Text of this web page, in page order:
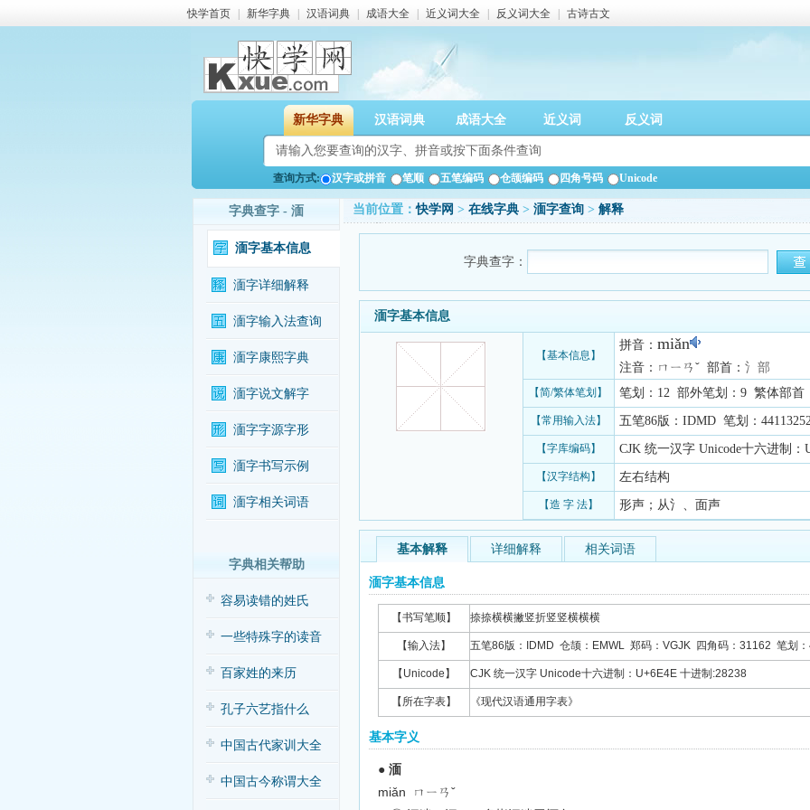
快学首页 新华字典 汉语词典 成语大全 近义词大全 反义词大全 古诗古文
新华字典 汉语词典 成语大全 近义词 反义词
查询方式: 汉字或拼音 笔顺 五笔编码 仓颉编码 四角号码 Unicode
字典查字 - 湎
湎字基本信息
湎字详细解释
湎字输入法查询
湎字康熙字典
湎字说文解字
湎字字源字形
湎字书写示例
湎字相关词语
字典相关帮助
容易读错的姓氏
一些特殊字的读音
百家姓的来历
孔子六艺指什么
中国古代家训大全
中国古今称谓大全
当前位置：快学网 > 在线字典 > 湎字查询 > 解释
字典查字：
湎字基本信息
【基本信息】
拼音： miǎn
注音：ㄇㄧㄢˇ 部首： 氵部
【简/繁体笔划】 笔划：12 部外笔划：9 繁体部首
【常用输入法】 五笔86版：IDMD 笔划：
【字库编码】 CJK 统一汉字 Unicode十六进制：
【汉字结构】 左右结构
【造 字 法】 形声；从氵、面声
基本解释 详细解释 相关词语
湎字基本信息
【书写笔顺】 捺捺横横撇竖折竖竖横横横
【输入法】 五笔86版：IDMD 仓颉：EMWL 郑码：VGJK 四角码：31162 笔划
【Unicode】 CJK 统一汉字 Unicode十六进制：U+6E4E 十进制:28238
【所在字表】 《现代汉语通用字表》
基本字义
● 湎
miǎn ㄇㄧㄢˇ